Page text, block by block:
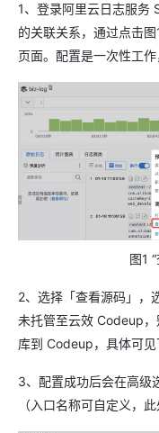
1、登录阿里云日志服务
的关联关系，通过点击
页面。配置是一次性工作
图1
2、选择「查看源码」，
未托管至云效 Codeup
库到 Codeup，具体可见
3、配置成功后会在高级
（入口名称可自定义，